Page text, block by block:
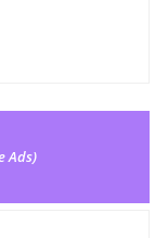
Ads)